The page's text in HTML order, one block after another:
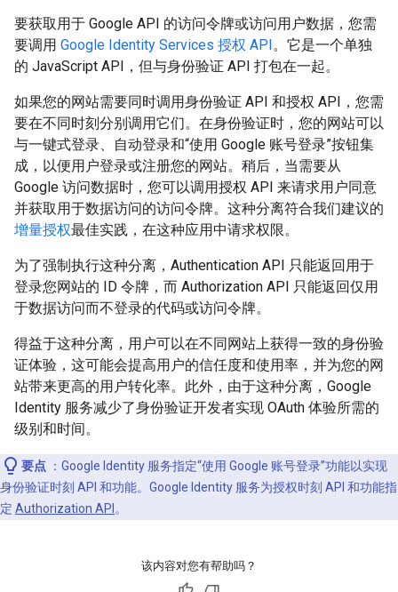
要获取用于 Google API 的访问令牌或访问用户数据，您需
要调用 Google Identity Services 授权 API。它是一个单独
的 JavaScript API，但与身份验证 API 打包在一起。
如果您的网站需要同时调用身份验证 API 和授权 API，您需
要在不同时刻分别调用它们。在身份验证时，您的网站可以
与一键式登录、自动登录和“使用 Google 账号登录”按钮集
成，以便用户登录或注册您的网站。稍后，当需要从
Google 访问数据时，您可以调用授权 API 来请求用户同意
并获取用于数据访问的访问令牌。这种分离符合我们建议的
增量授权最佳实践，在这种应用中请求权限。
为了强制执行这种分离，Authentication API 只能返回用于
登录您网站的 ID 令牌，而 Authorization API 只能返回仅用
于数据访问而不登录的代码或访问令牌。
得益于这种分离，用户可以在不同网站上获得一致的身份验
证体验，这可能会提高用户的信任度和使用率，并为您的网
站带来更高的用户转化率。此外，由于这种分离，Google
Identity 服务减少了身份验证开发者实现 OAuth 体验所需的
级别和时间。
要点 ：Google Identity 服务指定“使用 Google 账号登录”功能以实现
身份验证时刻 API 和功能。Google Identity 服务为授权时刻 API 和功能指
定 Authorization API 。
该内容对您有帮助吗？